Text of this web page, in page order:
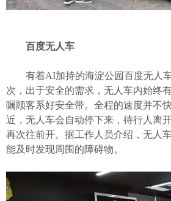
百度无人车
有着AI加持的海淀公园百度无人车
次，出于安全的需求，无人车内始终
嘱顾客系好安全带。全程的速度并不
近，无人车会自动停下来，待行人离
再次往前开。据工作人员介绍，无人
能及时发现周围的障碍物。